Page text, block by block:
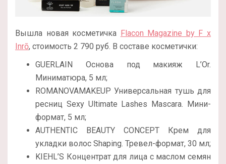
Вышла новая косметичка Flacon Magazine by F x
Inrō, стоимость 2 790 руб. В составе косметички:
GUERLAIN Основа под макияж L’Or.
Миниматюра, 5 мл;
ROMANOVAMAKEUP Универсальная тушь для
ресниц Sexy Ultimate Lashes Mascara. Мини-
формат, 5 мл;
AUTHENTIC BEAUTY CONCEPT Крем для
укладки волос Shaping. Тревел-формат, 30 мл;
KIEHL’S Концентрат для лица с маслом семян